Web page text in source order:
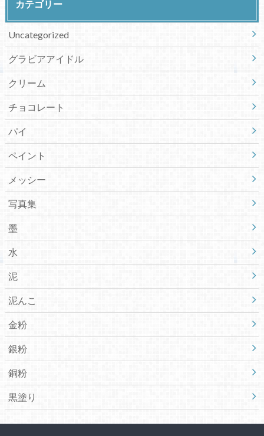
カテゴリー
Uncategorized
グラビアアイドル
クリーム
チョコレート
パイ
ペイント
メッシー
写真集
墨
水
泥
泥んこ
金粉
銀粉
銅粉
黒塗り